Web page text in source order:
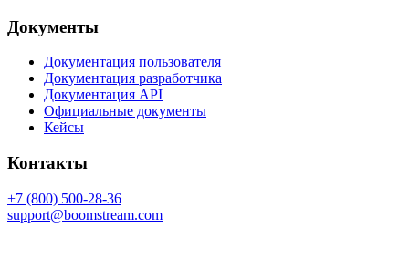
Документы
Документация пользователя
Документация разработчика
Документация API
Официальные документы
Кейсы
Контакты
+7 (800) 500-28-36
support@boomstream.com